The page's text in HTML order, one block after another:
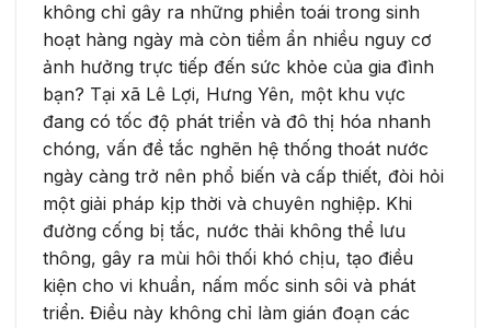
không chỉ gây ra những phiền toái trong sinh
hoạt hàng ngày mà còn tiềm ẩn nhiều nguy cơ
ảnh hưởng trực tiếp đến sức khỏe của gia đình
bạn? Tại xã Lê Lợi, Hưng Yên, một khu vực
đang có tốc độ phát triển và đô thị hóa nhanh
chóng, vấn đề tắc nghẽn hệ thống thoát nước
ngày càng trở nên phổ biến và cấp thiết, đòi hỏi
một giải pháp kịp thời và chuyên nghiệp. Khi
đường cống bị tắc, nước thải không thể lưu
thông, gây ra mùi hôi thối khó chịu, tạo điều
kiện cho vi khuẩn, nấm mốc sinh sôi và phát
triển. Điều này không chỉ làm gián đoạn các